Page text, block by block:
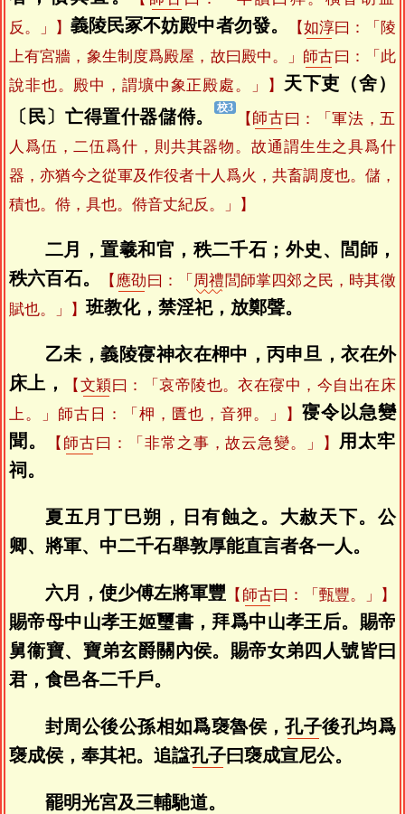
反。」】義陵民冢不妨殿中者勿發。 【如淳曰：「陵
上有宮牆，象生制度爲殿屋，故曰殿中。」 師古曰：「此
說非也。殿中，謂壙中象正殿處。」】 天下吏（舍）
〔民〕亡得置什器儲偫。
【 師古曰：「軍法，五
人爲伍，二伍爲什，則共其器物。故通謂生生之具爲什
器，亦猶今之從軍及作役者十人爲火，共畜調度也。儲，
積也。偫，具也。偫音丈紀反。」】
二月，置羲和官，秩二千石；外史、閭師，
秩六百石。
【 應劭 曰：「 周禮閭師掌四郊之民，時其徵
賦也。」】班教化，禁淫祀，放鄭聲。
乙未，義陵寑神衣在柙中，丙申旦，衣在外
床上，
【 文穎 曰：「哀帝陵也。衣在寑中，今自出在床
上。」師古日：「柙，匱也，音狎。」】 寑令以急變
聞。
【 師古曰：「非常之事，故云急變。」】用太牢
祠。
夏五月丁巳朔，日有蝕之。大赦天下。公
卿、將軍、中二千石舉敦厚能直言者各一人。
六月，使少傅左將軍豐 【 師古曰：「甄豐。」】
賜帝母中山孝王姬璽書，拜爲中山孝王后。賜帝
舅衞寶、寶弟玄爵關內侯。賜帝女弟四人號皆曰
君，食邑各二千戶。
封周公後公孫相如爲襃魯侯，孔子後孔均爲
襃成侯，奉其祀。追諡孔子曰襃成宣尼公。
罷明光宮及三輔馳道。